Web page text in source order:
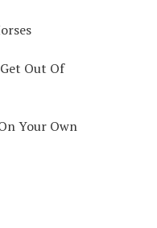
Out Of
Your Own